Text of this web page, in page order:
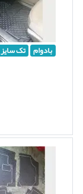
بادوام تک سایز